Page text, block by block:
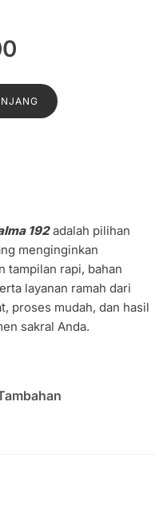
ini
adalah:
192adalah pilihan
menginginkan
tampilan rapi, bahan
layanan ramah dari
proses mudah, dan hasil
sakral Anda.